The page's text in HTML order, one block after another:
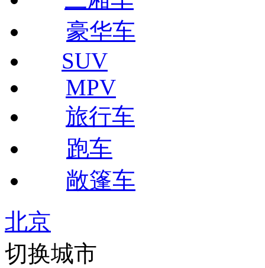
豪华车
SUV
MPV
旅行车
跑车
敞篷车
北京
切换城市